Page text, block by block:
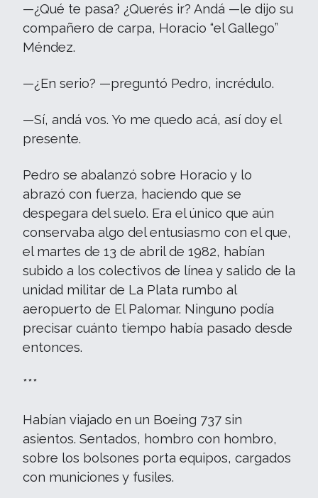
—¿Qué te pasa? ¿Querés ir? Andá —le dijo su
compañero de carpa, Horacio “el Gallego”
Méndez.
—¿En serio? —preguntó Pedro, incrédulo.
—Sí, andá vos. Yo me quedo acá, así doy el
presente.
Pedro se abalanzó sobre Horacio y lo
abrazó con fuerza, haciendo que se
despegara del suelo. Era el único que aún
conservaba algo del entusiasmo con el que,
el martes de 13 de abril de 1982, habían
subido a los colectivos de línea y salido de la
unidad militar de La Plata rumbo al
aeropuerto de El Palomar. Ninguno podía
precisar cuánto tiempo había pasado desde
entonces.
***
Habían viajado en un Boeing 737 sin
asientos. Sentados, hombro con hombro,
sobre los bolsones porta equipos, cargados
con municiones y fusiles.